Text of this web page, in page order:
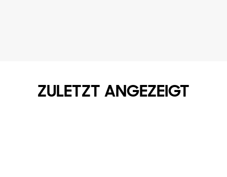
ZULETZT ANGEZEIGT